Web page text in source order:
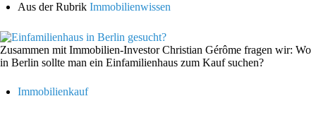
Aus der Rubrik Immobilienwissen
Zusammen mit Immobilien-Investor Christian Gérôme fragen wir: Wo
in Berlin sollte man ein Einfamilienhaus zum Kauf suchen?
Immobilienkauf